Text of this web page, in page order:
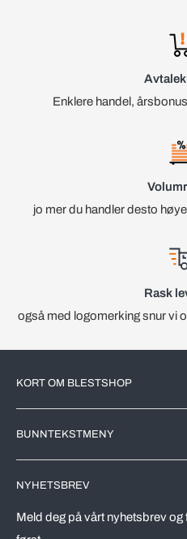
Enklere handel,
jo mer du handler desto
Rask
også med logomerking snur vi
KORT OM BLESTSHOP
det Norske markedet. All
utført av markedsledende
Vi driver en effektivt nettbutikk,
automatiserer prosesser og
BUNNTEKSTMENY
Leveringstid
Vareprøver
NYHETSBREV
Meld deg på vårt nyhetsbrev og